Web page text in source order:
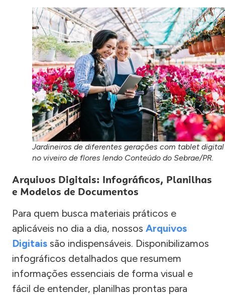
Jardineiros de diferentes gerações com tablet digital
no viveiro de flores lendo Conteúdo do Sebrae/PR.
Arquivos Digitais: Infográficos, Planilhas
e Modelos de Documentos
Para quem busca materiais práticos e
aplicáveis no dia a dia, nossos Arquivos
Digitais são indispensáveis. Disponibilizamos
infográficos detalhados que resumem
informações essenciais de forma visual e
fácil de entender, planilhas prontas para